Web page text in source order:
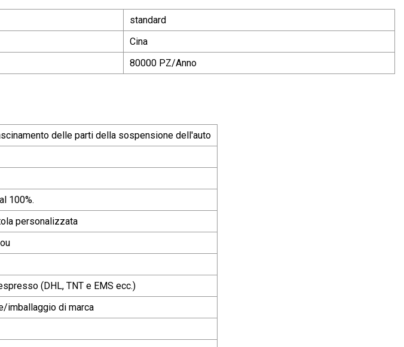
standard
Cina
80000 PZ/Anno
delle parti della sospensione dell'auto
100%.
personalizzata
(DHL, TNT e EMS ecc.)
imballaggio di marca